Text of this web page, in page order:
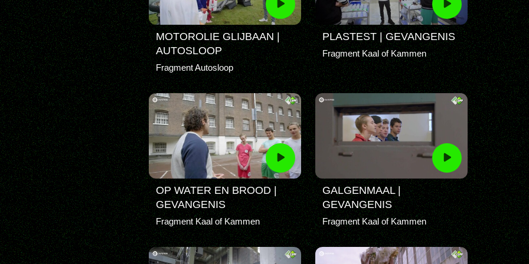
MOTOROLIE GLIJBAAN |
AUTOSLOOP
Fragment Autosloop
PLASTEST | GEVANGENIS
Fragment Kaal of Kammen
OP WATER EN BROOD |
GEVANGENIS
Fragment Kaal of Kammen
GALGENMAAL |
GEVANGENIS
Fragment Kaal of Kammen